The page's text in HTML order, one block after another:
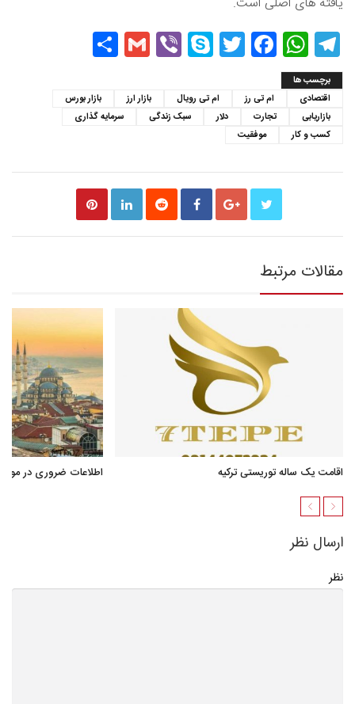
Telegram
WhatsApp
Facebook
Twitter
Skype
Viber
Gmail
برچسب ها
اقتصادی
ام تی رز ام تی رویال بازار ارز
بازار بورس
بازاریابی
تجارت دلار سبک زندگی
سرمایه گذاری
کسب و کار
موفقیت
مقالات مرتبط
اقامت یک ساله توریستی ترکیه اطلاعات ضروری در
ارسال نظر
نظر